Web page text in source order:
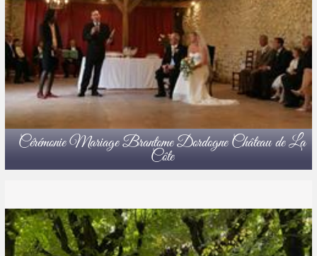
Cérémonie Mariage Brantome Dordogne Château de La
Côte